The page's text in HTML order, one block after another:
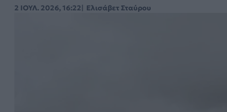
2 ΙΟΥΛ. 2026, 16:22 Ελισάβετ Σταύρου